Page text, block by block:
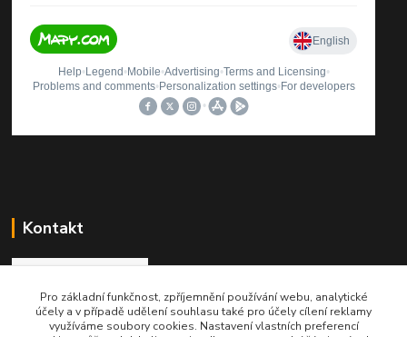
Kontakt
Roman Brož
+420 737 174 021
Pro základní funkčnost, zpříjemnění používání webu, analytické
účely a v případě udělení souhlasu také pro účely cílení reklamy
využíváme soubory cookies. Nastavení vlastních preferencí